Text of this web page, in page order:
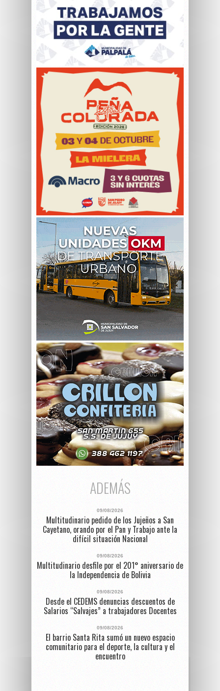
ADEMÁS
09/08/2026
Multitudinario pedido de los Jujeños a San
Cayetano, orando por el Pan y Trabajo ante la
difícil situación Nacional
09/08/2026
Multitudinario desfile por el 201° aniversario de
la Independencia de Bolivia
09/08/2026
Desde el CEDEMS denuncias descuentos de
Salarios “Salvajes” a trabajadores Docentes
09/08/2026
El barrio Santa Rita sumó un nuevo espacio
comunitario para el deporte, la cultura y el
encuentro